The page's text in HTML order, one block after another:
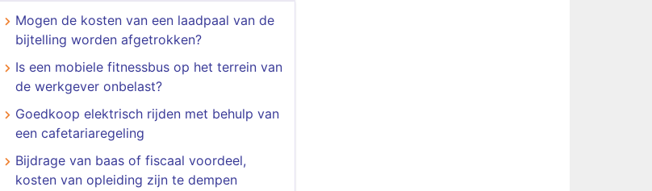
Mogen de kosten van een laadpaal van de
bijtelling worden afgetrokken?
Is een mobiele fitnessbus op het terrein van
de werkgever onbelast?
Goedkoop elektrisch rijden met behulp van
een cafetariaregeling
Bijdrage van baas of fiscaal voordeel,
kosten van opleiding zijn te dempen